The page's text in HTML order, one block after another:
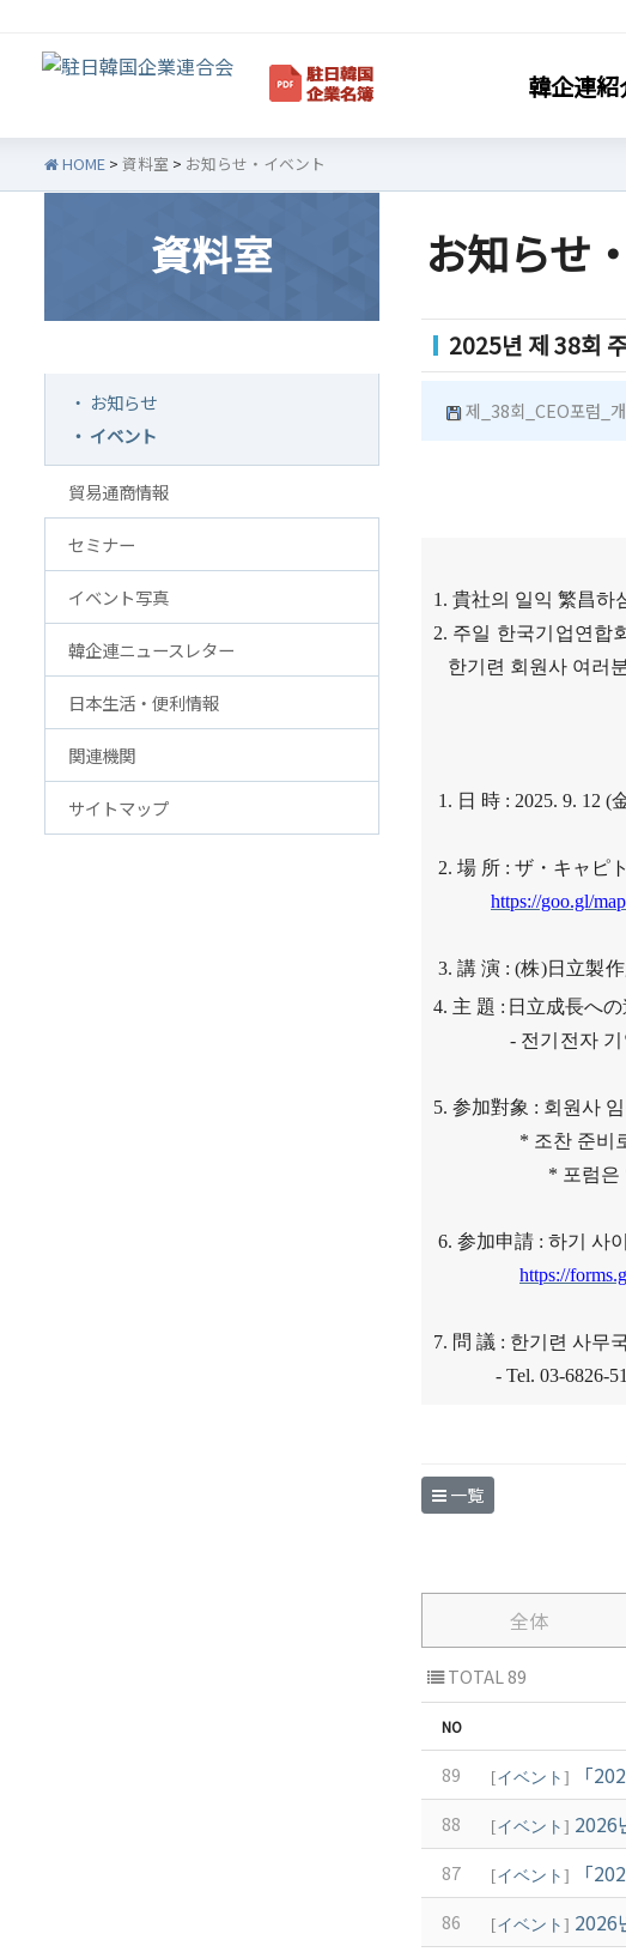
韓企連紹介
設立目的/沿革
主要事業
定款
組織図
アクセス
韓国貿易協会 東京支部
ウェブアクセシビリティ方針
会員社加入・
韓企連会員加入
会員権利·義務
お問い合わせ
韓企連紹
HOME > 資料室 > お知らせ・イベント
資料室
・ お知らせ
・ イベント
貿易通商情報
セミナー
イベント写真
韓企連ニュースレター
日本生活・便利情報
関連機関
サイトマップ
お知らせ
2025년 제 38회
제_38회_CEO포럼_
1. 貴社의 일익 繁昌하
2. 주일 한국기업연합
한기련 회원사 여러
1. 日 時 : 2025. 9. 12 (
2. 場 所 : ザ・キャピ
https://goo.gl/
3. 講 演 : (株)日立製
4. 主 題 : 日立成長への
- 전기전자
5. 参加對象 : 회원사
* 조찬 준비
* 포럼은
6. 参加申請 : 하기 사
https://
7. 問 議 : 한기련 사무
- Tel. 03-6826-
一覧
全体
TOTAL 89
NO
89 [イベント] 「
88 [イベント] 2026
87 [イベント] 「
86 [イベント] 2026